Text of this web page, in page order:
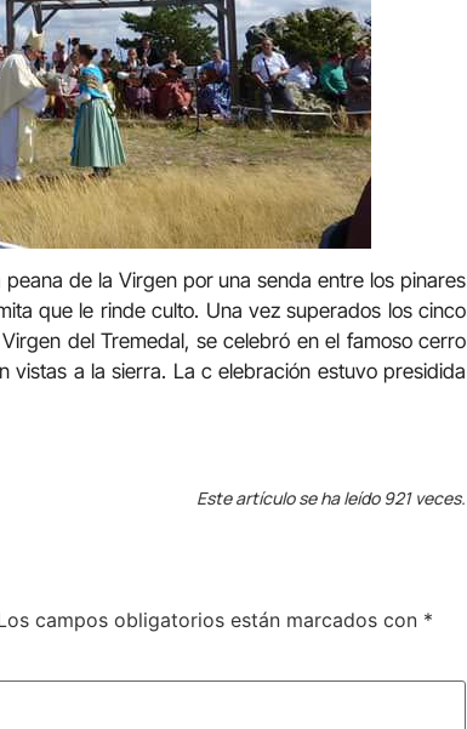
de la Virgen por una senda entre los pinares
que le rinde culto. Una vez superados los cinco
del Tremedal, se celebró en el famoso cerro
a la sierra. La c elebración estuvo presidida
Este artículo se ha leído 921 veces.
campos obligatorios están marcados con *